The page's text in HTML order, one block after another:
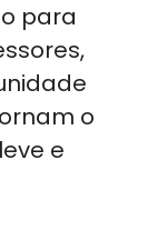
para
o
e